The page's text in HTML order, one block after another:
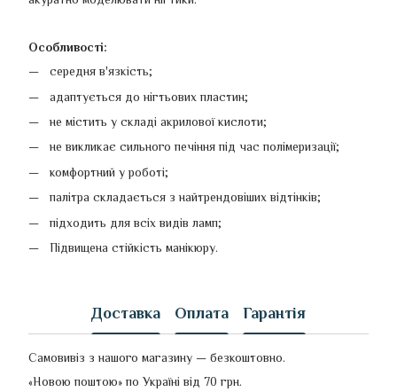
Особливості:
середня в'язкість;
адаптується до нігтьових пластин;
не містить у складі акрилової кислоти;
не викликає сильного печіння під час полімеризації;
комфортний у роботі;
палітра складається з найтрендовіших відтінків;
підходить для всіх видів ламп;
Підвищена стійкість манікюру.
Доставка Оплата Гарантія
Самовивіз з нашого магазину — безкоштовно.
«Новою поштою» по Україні від 70 грн.